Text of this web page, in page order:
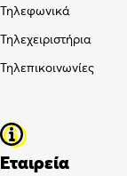
Τηλεφωνικά
Τηλεχειριστήρια
Τηλεπικοινωνίες
Εταιρεία